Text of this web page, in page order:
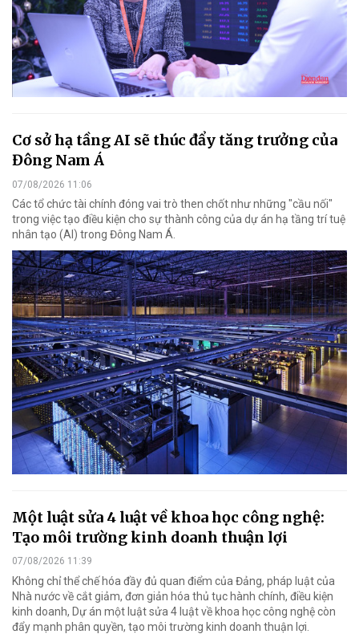
Cơ sở hạ tầng AI sẽ thúc đẩy tăng trưởng của
Đông Nam Á
07/08/2026 11:06
Các tổ chức tài chính đóng vai trò then chốt như những "cầu nối"
trong việc tạo điều kiện cho sự thành công của dự án hạ tầng trí tuệ
nhân tạo (AI) trong Đông Nam Á.
Một luật sửa 4 luật về khoa học công nghệ:
Tạo môi trường kinh doanh thuận lợi
07/08/2026 11:39
Không chỉ thể chế hóa đầy đủ quan điểm của Đảng, pháp luật của
Nhà nước về cắt giảm, đơn giản hóa thủ tục hành chính, điều kiện
kinh doanh, Dự án một luật sửa 4 luật về khoa học công nghệ còn
đẩy mạnh phân quyền, tạo môi trường kinh doanh thuận lợi.